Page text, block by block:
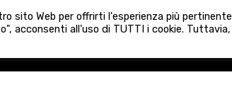
HOME AGENZIA NUOVE
sito Web per offrirti l'esperienza più
acconsenti all'uso di TUTTI i cookie.